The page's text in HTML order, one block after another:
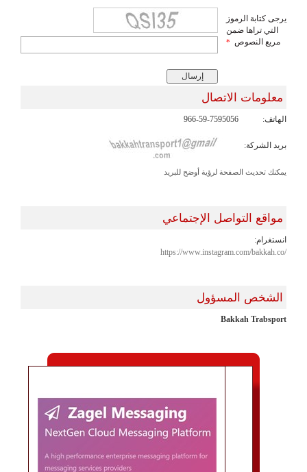
يرجى كتابة الرموز
التي تراها ضمن
مربع النصوص *
معلومات الاتصال
الهاتف: 966-59-7595056
بريد الشركة:
يمكنك تحديث الصفحة لرؤية أوضح للبريد
مواقع التواصل الإجتماعي
انستغرام:
https://www.instagram.com/bakkah.co/
الشخص المسؤول
Bakkah Trabsport